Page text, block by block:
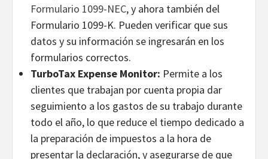
Formulario 1099-NEC, y ahora también del
Formulario 1099-K. Pueden verificar que sus
datos y su información se ingresarán en los
formularios correctos.
TurboTax Expense Monitor: Permite a los
clientes que trabajan por cuenta propia dar
seguimiento a los gastos de su trabajo durante
todo el año, lo que reduce el tiempo dedicado a
la preparación de impuestos a la hora de
presentar la declaración, y asegurarse de que